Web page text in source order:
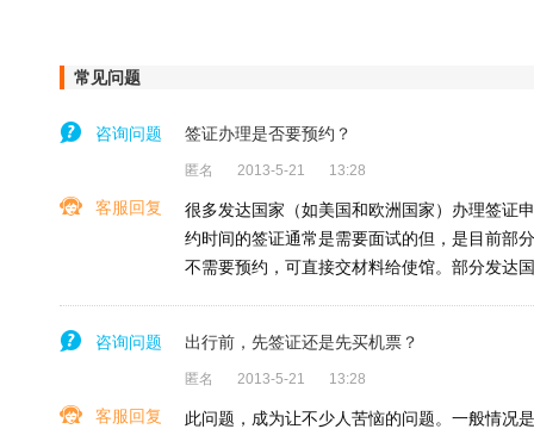
常见问题
咨询问题 签证办理是否要预约？
匿名 2013-5-21 13:28
客服回复
很多发达国家（如美国和欧洲国家）办理签证
约时间的签证通常是需要面试的但，是目前部
不需要预约，可直接交材料给使馆。部分发达
咨询问题 出行前，先签证还是先买机票？
匿名 2013-5-21 13:28
客服回复
此问题，成为让不少人苦恼的问题。一般情况